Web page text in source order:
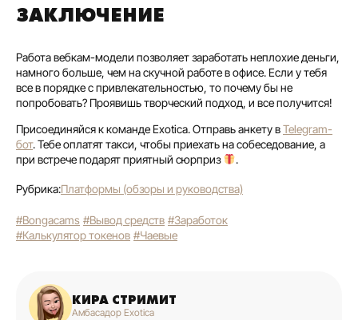
ЗАКЛЮЧЕНИЕ
Работа вебкам-модели позволяет заработать неплохие деньги,
намного больше, чем на скучной работе в офисе. Если у тебя
все в порядке с привлекательностью, то почему бы не
попробовать? Проявишь творческий подход, и все получится!
Присоединяйся к команде Exotica. Отправь анкету вTelegram-
бот. Тебе оплатят такси, чтобы приехать на собеседование, а
при встрече подарят приятный сюрприз
.
Рубрика:Платформы (обзоры и руководства)
#Bongacams #Вывод средств #Заработок
#Калькулятор токенов #Чаевые
КИРА СТРИМИТ
Амбасадор Exotica